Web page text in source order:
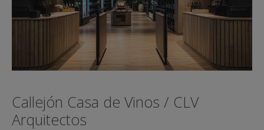
Callejón Casa de Vinos / CLV
Arquitectos